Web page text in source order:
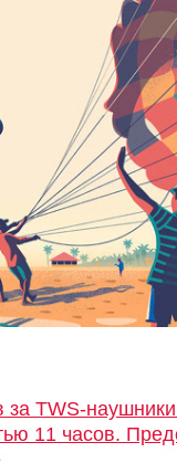
за TWS-
11 часов.